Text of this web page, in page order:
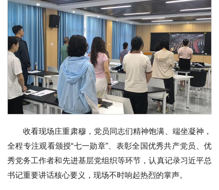
收看现场庄重肃穆，党员同志们精神饱满、端坐凝神，
全程专注观看颁授“七一勋章”、表彰全国优秀共产党员、优
秀党务工作者和先进基层党组织等环节，认真记录习近平总
书记重要讲话核心要义，现场不时响起热烈的掌声。